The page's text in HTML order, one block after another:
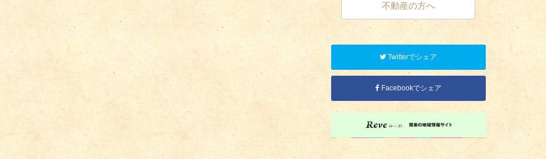
飲食店・店舗経営者の方へ 不動産の方へ
Twitterでシェア
Facebookでシェア